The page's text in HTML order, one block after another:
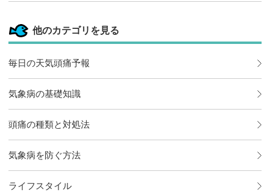
他のカテゴリを見る
毎日の天気頭痛予報
気象病の基礎知識
頭痛の種類と対処法
気象病を防ぐ方法
ライフスタイル